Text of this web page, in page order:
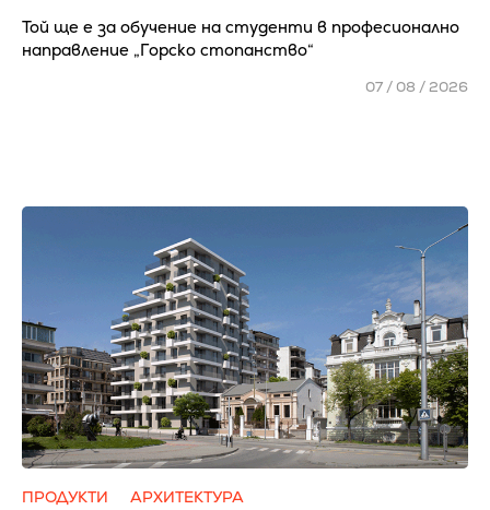
Той ще е за обучение на студенти в професионално
направление „Горско стопанство“
07 / 08 / 2026
ПРОДУКТИ АРХИТЕКТУРА